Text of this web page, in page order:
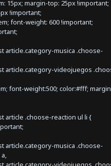
15px; margin-top: 25px !important;
!important;
font-weight: 600 !important;
article.category-musica .choose-
article.category-videojuegos
font-weight:500; color:#fff;
article .choose-reaction ul li {
article.category-musica .choose-